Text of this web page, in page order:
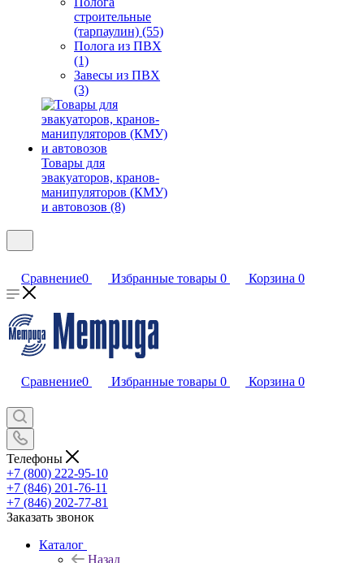
строительные
(тарпаулин) (55)
Полога из ПВХ
(1)
Завесы из ПВХ
(3)
Товары для
эвакуаторов, кранов-
манипуляторов (КМУ)
и автовозов (8)
Сравнение0 Избранные товары 0 Корзина 0
Сравнение0 Избранные товары 0 Корзина 0
Телефоны
+7 (800) 222-95-10
+7 (846) 201-76-11
+7 (846) 202-77-81
Заказать звонок
Каталог
Назад